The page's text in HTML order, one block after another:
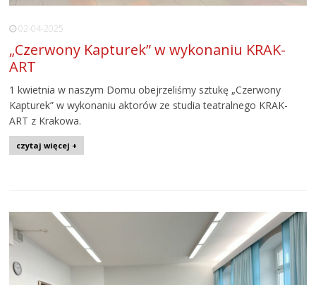
02-04-2025
„Czerwony Kapturek” w wykonaniu KRAK-
ART
1 kwietnia w naszym Domu obejrzeliśmy sztukę „Czerwony
Kapturek” w wykonaniu aktorów ze studia teatralnego KRAK-
ART z Krakowa.
czytaj więcej +